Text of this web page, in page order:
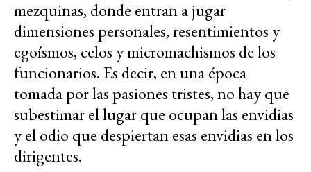
mezquinas, donde entran a jugar
dimensiones personales, resentimientos y
egoísmos, celos y micromachismos de los
funcionarios. Es decir, en una época
tomada por las pasiones tristes, no hay que
subestimar el lugar que ocupan las envidias
y el odio que despiertan esas envidias en los
dirigentes.